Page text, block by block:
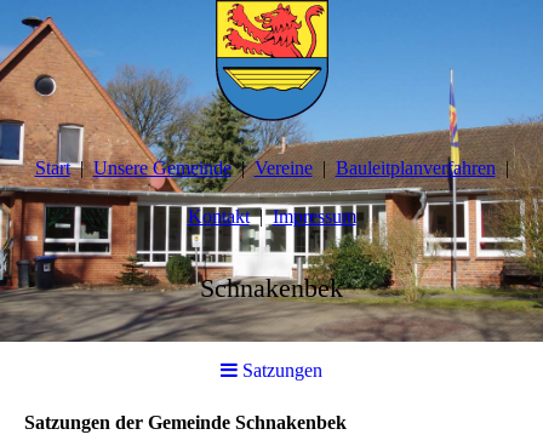
Start Unsere Gemeinde Vereine Bauleitplanverfahren
Kontakt Impressum
Schnakenbek
Satzungen
Satzungen der Gemeinde Schnakenbek